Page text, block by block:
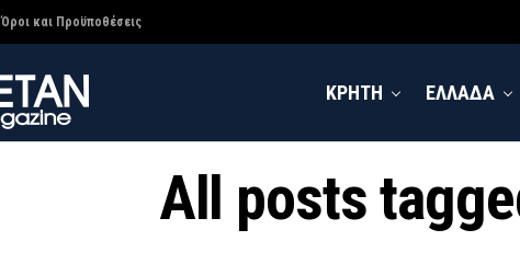
Όροι και Προϋποθέσεις
ΚΡΗΤΗ ΕΛΛΑΔΑ
All posts